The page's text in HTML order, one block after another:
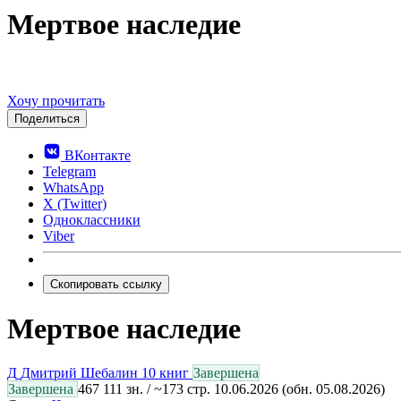
Мертвое наследие
Хочу прочитать
Поделиться
ВКонтакте
Telegram
WhatsApp
X (Twitter)
Одноклассники
Viber
Скопировать ссылку
Мертвое наследие
Д Дмитрий Шебалин 10 книг Завершена
Завершена 467 111 зн. / ~173 стр. 10.06.2026 (обн. 05.08.2026)